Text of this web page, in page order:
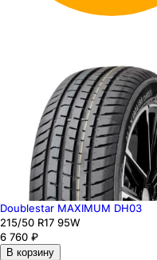
Doublestar MAXIMUM DH03
215/50 R17 95W
6 760 ₽
В корзину